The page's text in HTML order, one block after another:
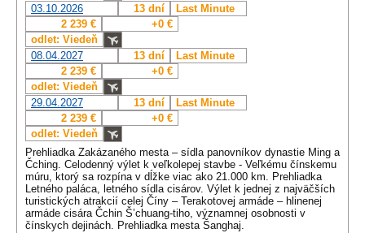
03.10.2026
13 dní
Last Minute
2 239 €
+0 €
odlet: Viedeň
08.04.2027
13 dní
Last Minute
2 239 €
+0 €
odlet: Viedeň
29.04.2027
13 dní
Last Minute
2 239 €
+0 €
odlet: Viedeň
Prehliadka Zakázaného mesta – sídla panovníkov dynastie Ming a
Čching. Celodenný výlet k veľkolepej stavbe - Veľkému čínskemu
múru, ktorý sa rozpína v dĺžke viac ako 21.000 km. Prehliadka
Letného paláca, letného sídla cisárov. Výlet k jednej z najväčších
turistických atrakcií celej Číny – Terakotovej armáde – hlinenej
armáde cisára Čchin Š’chuang-tiho, významnej osobnosti v
čínskych dejinách. Prehliadka mesta Šanghaj.